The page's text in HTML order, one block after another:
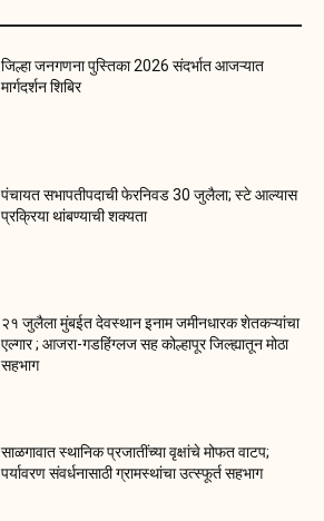
जिल्हा जनगणना पुस्तिका 2026 संदर्भात आजऱ्यात
मार्गदर्शन शिबिर
पंचायत सभापतीपदाची फेरनिवड 30 जुलैला; स्टे आल्यास
प्रक्रिया थांबण्याची शक्यता
२१ जुलैला मुंबईत देवस्थान इनाम जमीनधारक शेतकऱ्यांचा
एल्गार ; आजरा-गडहिंग्लज सह कोल्हापूर जिल्ह्यातून मोठा
सहभाग
साळगावात स्थानिक प्रजातींच्या वृक्षांचे मोफत वाटप;
पर्यावरण संवर्धनासाठी ग्रामस्थांचा उत्स्फूर्त सहभाग